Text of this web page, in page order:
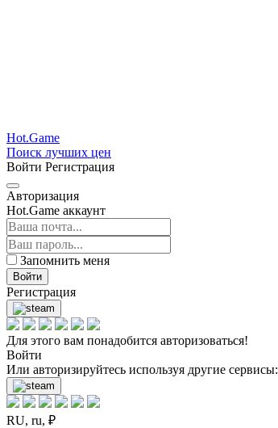
Hot.Game
Поиск лучших цен
Войти Регистрация
Авторизация
Hot.Game аккаунт
Запомнить меня
Войти
Регистрация
Для этого вам понадобится авторизоваться!
Войти
Или авторизируйтесь используя другие сервисы:
RU, ru, ₽